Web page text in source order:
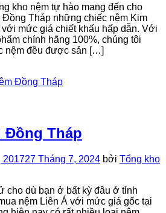
kho nệm tự hào mang đến cho
Tháp những chiếc nệm Kim
mức giá chiết khấu hấp dẫn. Với
chính hãng 100%, chúng tôi
nệm đều được sản […]
Đồng Tháp
Đồng Tháp
201727 Tháng 7, 2024 bởi Tổng kho
cho dù bạn ở bất kỳ đâu ở tỉnh
nệm Liên Á với mức giá gốc tại